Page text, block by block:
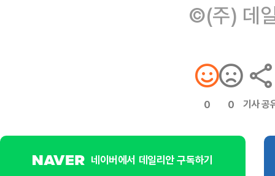
©(주) 데
0 0 기사 공
네이버에서 데일리안 구독하기